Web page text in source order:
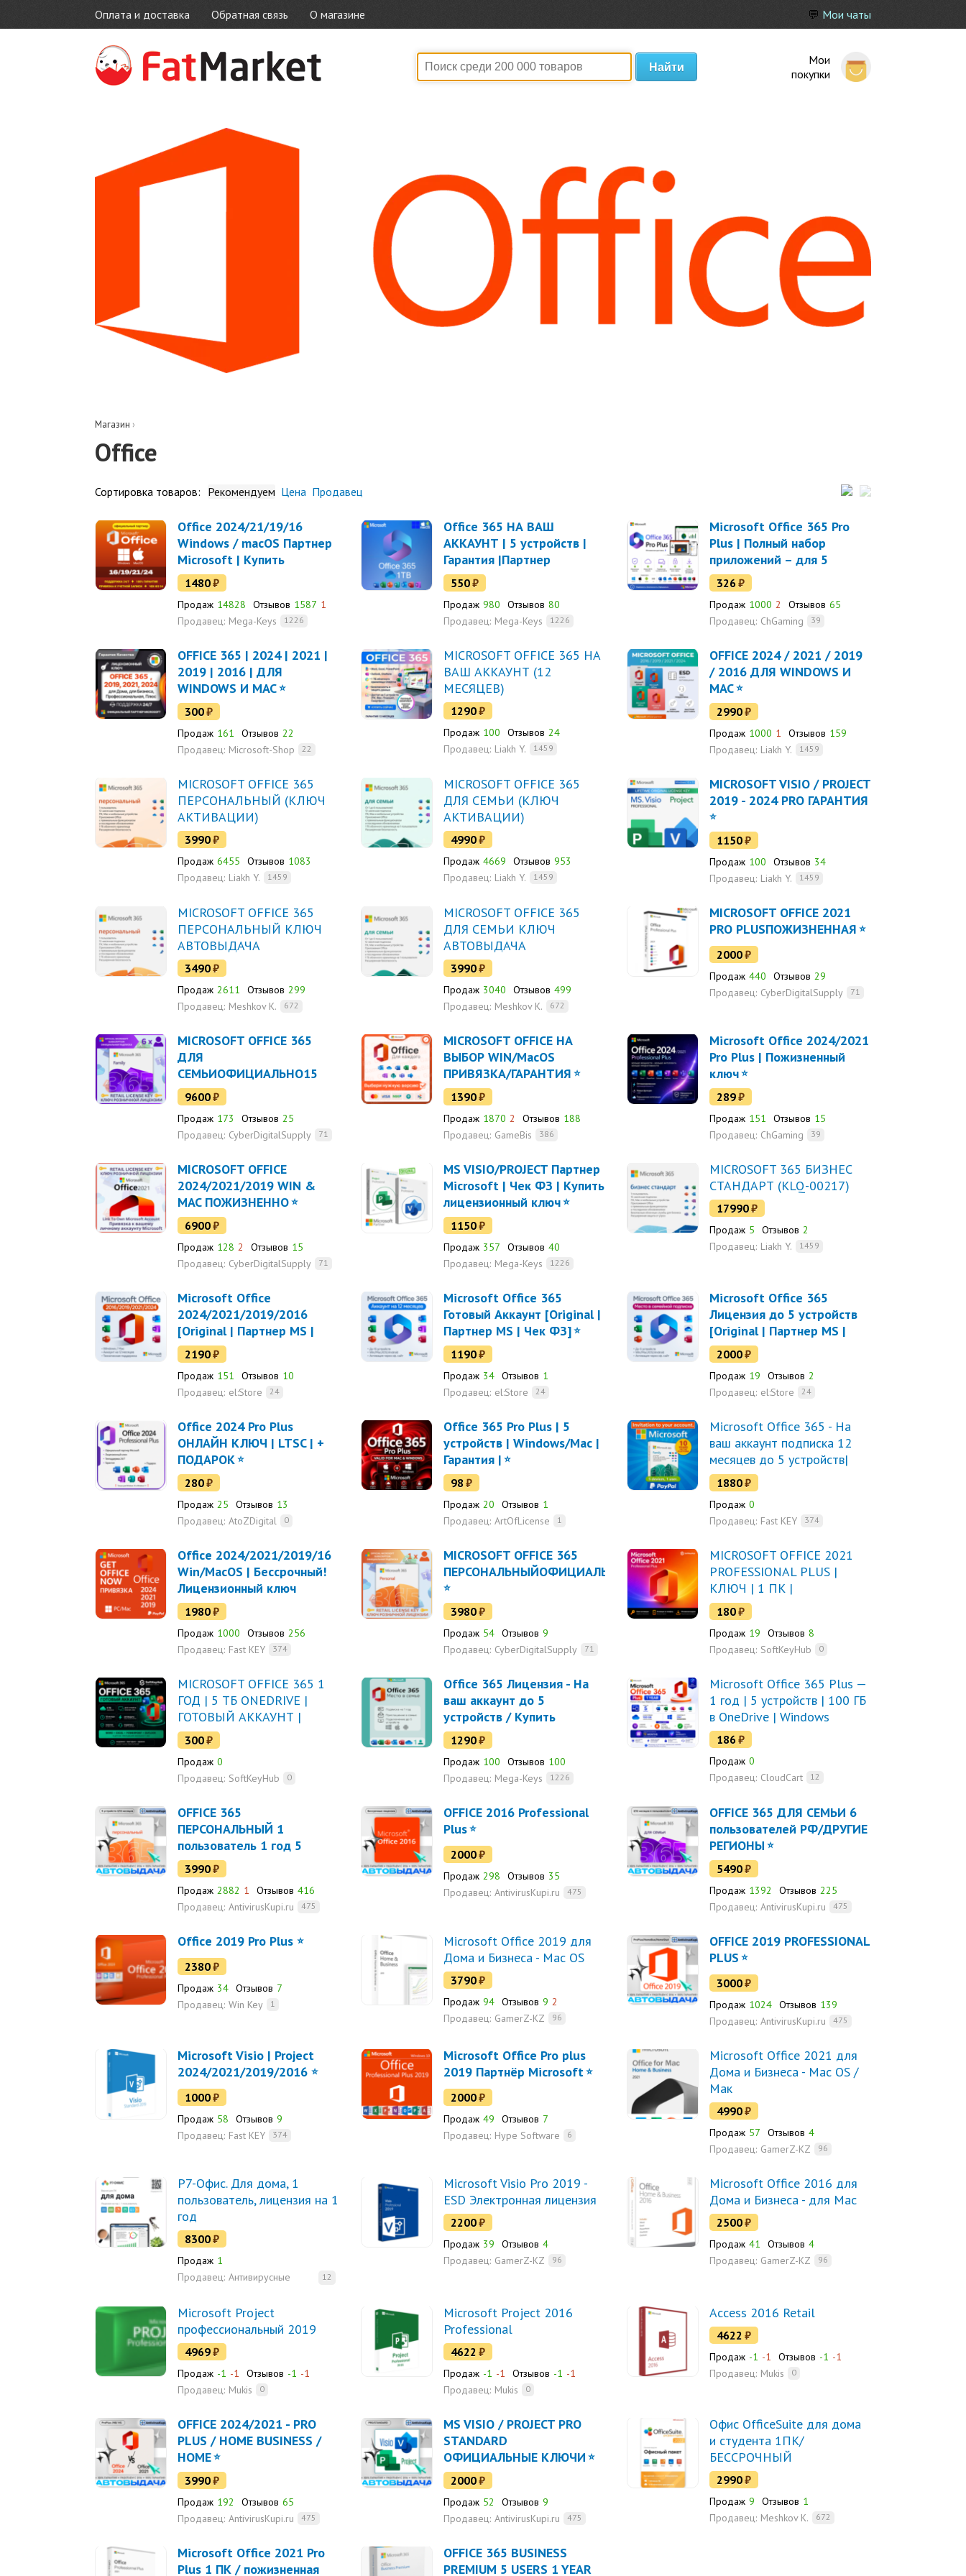
💬 Мои чаты
Оплата и доставка Обратная связь О магазине
Мои
покупки
Магазин ›
Office
Сортировка товаров: Рекомендуем Цена Продавец
Office 2024/21/19/16
Windows / macOS Партнер
Microsoft | Купить
лицензионный ключ
1480₽
Продаж 14828 Отзывов 1587 1
Продавец: Mega-Keys 1226
Office 365 НА ВАШ
АККАУНТ | 5 устройств |
Гарантия |Партнер
Microsoft | Купить
550₽
Продаж 980 Отзывов 80
Продавец: Mega-Keys 1226
Microsoft Office 365 Pro
Plus | Полный набор
приложений – для 5
устройств
326₽
Продаж 1000 2 Отзывов 65
Продавец: ChGaming 39
OFFICE 365 | 2024 | 2021 |
2019 | 2016 | ДЛЯ
WINDOWS И MAC
300₽
Продаж 161 Отзывов 22
Продавец: Microsoft-Shop 22
MICROSOFT OFFICE 365 НА
ВАШ АККАУНТ (12
МЕСЯЦЕВ)
1290₽
Продаж 100 Отзывов 24
Продавец: Liakh Y. 1459
OFFICE 2024 / 2021 / 2019
/ 2016 ДЛЯ WINDOWS И
MAC
2990₽
Продаж 1000 1 Отзывов 159
Продавец: Liakh Y. 1459
MICROSOFT OFFICE 365
ПЕРСОНАЛЬНЫЙ (КЛЮЧ
АКТИВАЦИИ)
3990₽
Продаж 6455 Отзывов 1083
Продавец: Liakh Y. 1459
MICROSOFT OFFICE 365
ДЛЯ СЕМЬИ (КЛЮЧ
АКТИВАЦИИ)
4990₽
Продаж 4669 Отзывов 953
Продавец: Liakh Y. 1459
MICROSOFT VISIO / PROJECT
2019 - 2024 PRO ГАРАНТИЯ
1150₽
Продаж 100 Отзывов 34
Продавец: Liakh Y. 1459
MICROSOFT OFFICE 365
ПЕРСОНАЛЬНЫЙ КЛЮЧ
АВТОВЫДАЧА
3490₽
Продаж 2611 Отзывов 299
Продавец: Meshkov K. 672
MICROSOFT OFFICE 365
ДЛЯ СЕМЬИ КЛЮЧ
АВТОВЫДАЧА
3990₽
Продаж 3040 Отзывов 499
Продавец: Meshkov K. 672
MICROSOFT OFFICE 2021
PRO PLUSПОЖИЗНЕННАЯ
2000₽
Продаж 440 Отзывов 29
Продавец: CyberDigitalSupply 71
MICROSOFT OFFICE 365
ДЛЯ
СЕМЬИОФИЦИАЛЬНО15
МЕСЯЦЕВ
9600₽
Продаж 173 Отзывов 25
Продавец: CyberDigitalSupply 71
MICROSOFT OFFICE НА
ВЫБОР WIN/MacOS
ПРИВЯЗКА/ГАРАНТИЯ
1390₽
Продаж 1870 2 Отзывов 188
Продавец: GameBis 386
Microsoft Office 2024/2021
Pro Plus | Пожизненный
ключ
289₽
Продаж 151 Отзывов 15
Продавец: ChGaming 39
MICROSOFT OFFICE
2024/2021/2019 WIN &
MAC ПОЖИЗНЕННО
6900₽
Продаж 128 2 Отзывов 15
Продавец: CyberDigitalSupply 71
MS VISIO/PROJECT Партнер
Microsoft | Чек ФЗ | Купить
лицензионный ключ
1150₽
Продаж 357 Отзывов 40
Продавец: Mega-Keys 1226
MICROSOFT 365 БИЗНЕС
СТАНДАРТ (KLQ-00217)
17990₽
Продаж 5 Отзывов 2
Продавец: Liakh Y. 1459
Microsoft Office
2024/2021/2019/2016
[Original | Партнер MS |
Чек ФЗ]
2190₽
Продаж 151 Отзывов 10
Продавец: el:Store 24
Microsoft Office 365
Готовый Аккаунт [Original |
Партнер MS | Чек ФЗ]
1190₽
Продаж 34 Отзывов 1
Продавец: el:Store 24
Microsoft Office 365
Лицензия до 5 устройств
[Original | Партнер MS |
Чек ФЗ]
2000₽
Продаж 19 Отзывов 2
Продавец: el:Store 24
Office 2024 Pro Plus
ОНЛАЙН КЛЮЧ | LTSC | +
ПОДАРОК
280₽
Продаж 25 Отзывов 13
Продавец: AtoZDigital 0
Office 365 Pro Plus | 5
устройств | Windows/Mac |
Гарантия |
98 ₽
Продаж 20 Отзывов 1
Продавец: ArtOfLicense 1
Microsoft Office 365 - На
ваш аккаунт подписка 12
месяцев до 5 устройств|
Гарантия|
1880₽
Продаж 0
Продавец: Fast KEY 374
Office 2024/2021/2019/16
Win/MacOS | Бессрочный!
Лицензионный ключ
Microsoft купить
1980₽
Продаж 1000 Отзывов 256
Продавец: Fast KEY 374
MICROSOFT OFFICE 365
ПЕРСОНАЛЬНЫЙОФИЦИАЛЬНАЯ
3980₽
Продаж 54 Отзывов 9
Продавец: CyberDigitalSupply 71
MICROSOFT OFFICE 2021
PROFESSIONAL PLUS |
КЛЮЧ | 1 ПК |
АКТИВАЦИЯ ПО
ТЕЛЕФОНУ
180₽
Продаж 19 Отзывов 8
Продавец: SoftKeyHub 0
MICROSOFT OFFICE 365 1
ГОД | 5 ТБ ONEDRIVE |
ГОТОВЫЙ АККАУНТ |
АВТОВЫДАЧА | ГАРАНТИЯ
300₽
Продаж 0
Продавец: SoftKeyHub 0
Office 365 Лицензия - На
ваш аккаунт до 5
устройств / Купить
подписку с Гарантией
1290₽
Продаж 100 Отзывов 100
Продавец: Mega-Keys 1226
Microsoft Office 365 Plus —
1 год | 5 устройств | 100 ГБ
в OneDrive | Windows
186₽
Продаж 0
Продавец: CloudCart 12
OFFICE 365
ПЕРСОНАЛЬНЫЙ 1
пользователь 1 год 5
устройств
3990₽
Продаж 2882 1 Отзывов 416
Продавец: AntivirusKupi.ru 475
OFFICE 2016 Professional
Plus
2000₽
Продаж 298 Отзывов 35
Продавец: AntivirusKupi.ru 475
OFFICE 365 ДЛЯ СЕМЬИ 6
пользователей РФ/ДРУГИЕ
РЕГИОНЫ
5490₽
Продаж 1392 Отзывов 225
Продавец: AntivirusKupi.ru 475
Office 2019 Pro Plus
2380₽
Продаж 34 Отзывов 7
Продавец: Win Key 1
Microsoft Office 2019 для
Дома и Бизнеса - Mac OS
3790₽
Продаж 94 Отзывов 9 2
Продавец: GamerZ-KZ 96
OFFICE 2019 PROFESSIONAL
PLUS
3000₽
Продаж 1024 Отзывов 139
Продавец: AntivirusKupi.ru 475
Microsoft Visio | Project
2024/2021/2019/2016
1000₽
Продаж 58 Отзывов 9
Продавец: Fast KEY 374
Microsoft Office Pro plus
2019 Партнёр Microsoft
2000₽
Продаж 49 Отзывов 7
Продавец: Hype Software 6
Microsoft Office 2021 для
Дома и Бизнеса - Mac OS /
Мак
4990₽
Продаж 57 Отзывов 4
Продавец: GamerZ-KZ 96
Р7-Офис. Для дома, 1
пользователь, лицензия на 1
год
8300₽
Продаж 1
Продавец: Антивирусные
12
Microsoft Visio Pro 2019 -
ESD Электронная лицензия
2200₽
Продаж 39 Отзывов 4
Продавец: GamerZ-KZ 96
Microsoft Office 2016 для
Дома и Бизнеса - для Mac
2500₽
Продаж 41 Отзывов 4
Продавец: GamerZ-KZ 96
Microsoft Project
профессиональный 2019
4969₽
Продаж -1 -1 Отзывов -1 -1
Продавец: Mukis 0
Microsoft Project 2016
Professional
4622 ₽
Продаж -1 -1 Отзывов -1 -1
Продавец: Mukis 0
Access 2016 Retail
4622 ₽
Продаж -1 -1 Отзывов -1 -1
Продавец: Mukis 0
OFFICE 2024/2021 - PRO
PLUS / HOME BUSINESS /
HOME
3990₽
Продаж 192 Отзывов 65
Продавец: AntivirusKupi.ru 475
MS VISIO / PROJECT PRO
STANDARD
ОФИЦИАЛЬНЫЕ КЛЮЧИ
2000₽
Продаж 52 Отзывов 9
Продавец: AntivirusKupi.ru 475
Офис OfficeSuite для дома
и студента 1ПК/
БЕССРОЧНЫЙ
2990₽
Продаж 9 Отзывов 1
Продавец: Meshkov K. 672
Microsoft Office 2021 Pro
Plus 1 ПК / пожизненная
OFFICE 365 BUSINESS
PREMIUM 5 USERS 1 YEAR